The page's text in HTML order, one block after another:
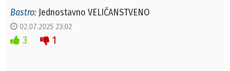
Bastro: Jednostavno VELIČANSTVENO
02.07.2025 23:02
3 1